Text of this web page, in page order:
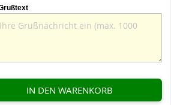
IN DEN WARENKORB